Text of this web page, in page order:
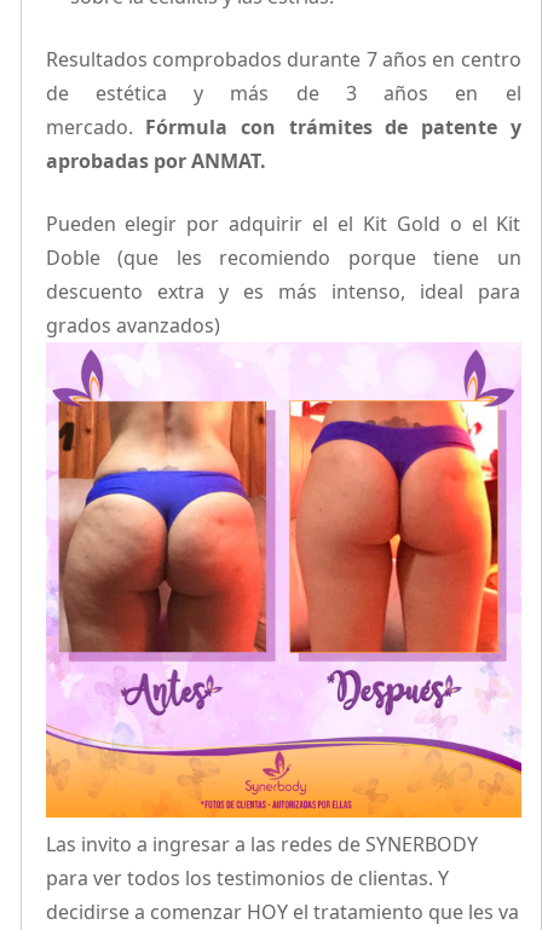
Resultados comprobados durante 7 años en centro
de estética y más de 3 años en el
mercado. Fórmula con trámites de patente y
aprobadas por ANMAT.
Pueden elegir por adquirir el el Kit Gold o el Kit
Doble (que les recomiendo porque tiene un
descuento extra y es más intenso, ideal para
grados avanzados)
Las invito a ingresar a las redes de SYNERBODY
para ver todos los testimonios de clientas. Y
decidirse a comenzar HOY el tratamiento que les va